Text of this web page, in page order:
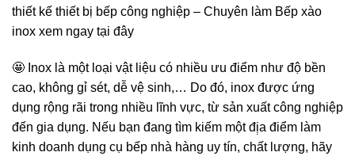
thiết kế thiết bị bếp công nghiệp – Chuyên làm Bếp xào
inox xem ngay tại đây
🤩 Inox là một loại vật liệu có nhiều ưu điểm như độ bền
cao, không gỉ sét, dễ vệ sinh,… Do đó, inox được ứng
dụng rộng rãi trong nhiều lĩnh vực, từ sản xuất công nghiệp
đến gia dụng. Nếu bạn đang tìm kiếm một đị̣a điểm làm
kinh doanh dụng cụ bếp nhà hàng uy tín, chất lượng, hãy